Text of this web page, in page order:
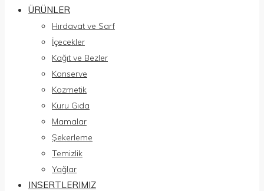
ÜRÜNLER
Hırdavat ve Sarf
İçecekler
Kağıt ve Bezler
Konserve
Kozmetik
Kuru Gıda
Mamalar
Şekerleme
Temizlik
Yağlar
INSERTLERIMIZ